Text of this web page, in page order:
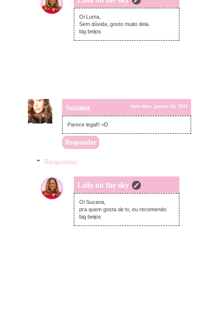
domingo, janeiro 18, 2015
Oi Luma,
Sem dúvida, gosto muito dela.
big beijos
Suzana sexta-feira, janeiro 16, 2015
Parece legal!! =D
Responder
Respostas
Lulu on the sky
domingo, janeiro 18, 2015
Oi Suzana,
pra quem gosta de tv, eu recomendo.
big beijos